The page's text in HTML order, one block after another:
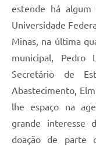
estende há algum
Universidade
Minas, na última
municipal, Pedro
Secretário de
Abastecimento,
lhe espaço na
grande interesse
doação de parte